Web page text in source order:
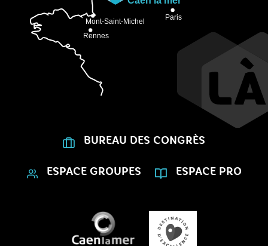
BUREAU DES CONGRÈS
ESPACE GROUPES ESPACE PRO